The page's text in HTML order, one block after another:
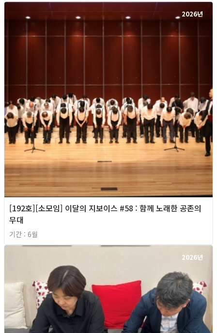
2026년
[192호][소모임] 이달의 지보이스 #58 : 함께 노래한 공존의
무대
기간 : 6월
2026년